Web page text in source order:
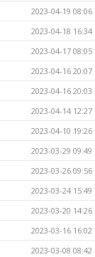
2023-04-19 08:06
2023-04-18 16:34
2023-04-17 08:05
2023-04-16 20:07
2023-04-16 20:03
2023-04-14 12:27
2023-04-10 19:26
2023-03-29 09:49
2023-03-26 09:56
2023-03-24 15:49
2023-03-20 14:26
2023-03-16 16:02
2023-03-08 08:42